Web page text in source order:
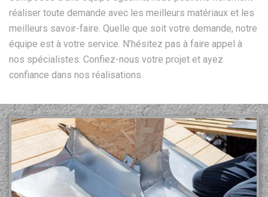
réaliser toute demande avec les meilleurs matériaux et les
meilleurs savoir-faire. Quelle que soit votre demande, notre
équipe est à votre service. N’hésitez pas à faire appel à
nos spécialistes. Confiez-nous votre projet et ayez
confiance dans nos réalisations.